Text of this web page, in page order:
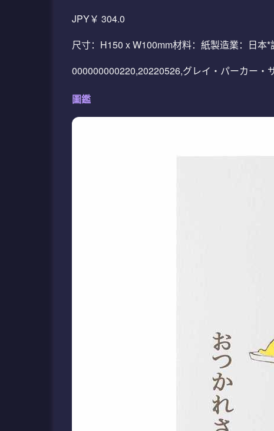
JPY￥ 304.0
尺寸：H150 x W100mm材料：紙製造業：日本
000000000220,20220526,グレイ・パーカー・
圖鑑